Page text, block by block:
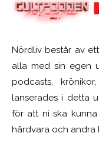
Nördliv består av
alla med sin egen
podcasts,
lanserades i detta
för att ni ska
hårdvara och andra